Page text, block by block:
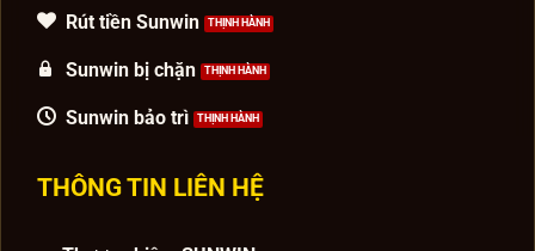
Rút tiền Sunwin
Sunwin bị chặn
Sunwin bảo trì
THÔNG TIN LIÊN HỆ